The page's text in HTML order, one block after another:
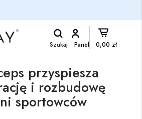
Szukaj Panel 0,00 zł
przyspiesza
i rozbudowę
sportowców